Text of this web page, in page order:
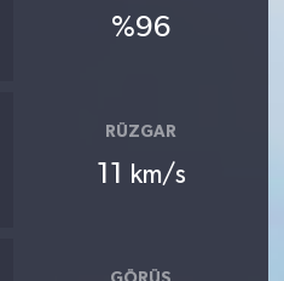
%96
RÜZGAR
11 km/s